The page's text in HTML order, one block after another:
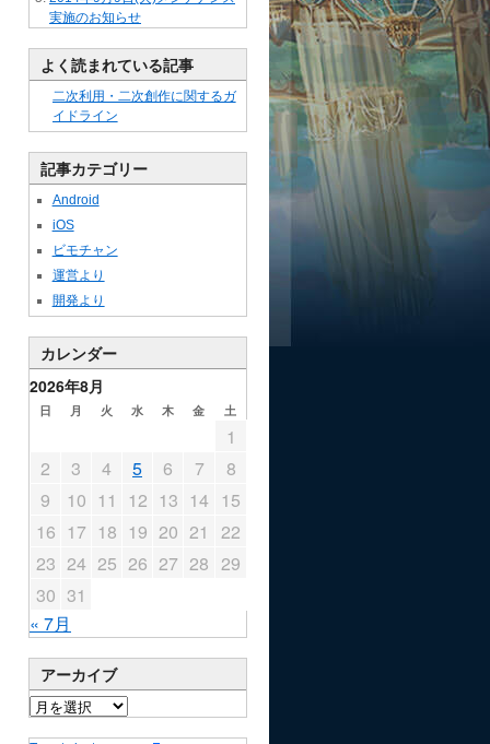
実施のお知らせ
よく読まれている記事
二次利用・二次創作に関するガ
イドライン
記事カテゴリー
Android
iOS
ビモチャン
運営より
開発より
カレンダー
2026年8月
日 月 火 水 木 金 土
« 7月
1
2
3 4 5 6 7
8
9
10 11 12 13 14 15
16 17 18 19 20 21
22
23 24 25 26 27 28 29
30 31
アーカイブ